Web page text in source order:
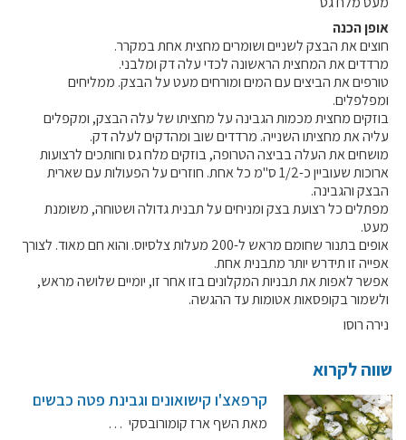
דרושים
זוכרים
צור קשר
חלב לכל המשפחה
אוכלים בכיף
משקים תיירותיים
פעילויות ומערכים
סיפורי המשקים
שעת סיפור
ראיונות
ערוץ היו-טיוב שלנו
קרנות מחקר
מידע מדעי על תזונה ובריאות
אופן הכנה
חוצים את הבצק לשניים ושומרים מחצית אחת במקרר.
מרדדים את המחצית הראשונה לכדי עלה דק ומלבני.
טורפים את הביצים עם המים ומורחים מעט על הבצק. ממליחים
ומפלפלים.
בוזקים מחצית מכמות הגבינה על מחציתו של עלה הבצק, ומקפלים
עליה את מחציתו השנייה. מרדדים שוב ומהדקים לעלה דק.
מושחים את העלה בביצה הטרופה, בוזקים מלח גס וחותכים לרצועות
ארוכות שעוביין כ-1/2 ס"מ כל אחת. חוזרים על הפעולות עם שארית
הבצק והגבינה.
מפתלים כל רצועת בצק ומניחים על תבנית גדולה ושטוחה, משומנת
מעט.
אופים בתנור שחומם מראש ל-200 מעלות צלסיוס. והוא חם מאוד. לצורך
אפייה זו תידרש יותר מתבנית אחת.
אפשר לאפות את תבניות המקלונים בזו אחר זו, יומיים שלושה מראש,
ולשמור בקופסאות אטומות עד ההגשה.
נירה רוסו
שווה לקרוא
קרפאצ'ו קישואונים וגבינת פטה כבשים
מאת השף ארז קומורובסקי …